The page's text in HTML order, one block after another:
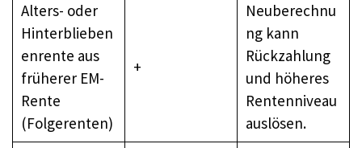
Alters- oder
Hinterblieben
enrente aus
früherer EM-
Rente
(Folgerenten)
+
Neuberechnu
ng kann
Rückzahlung
und höheres
Rentenniveau
auslösen.